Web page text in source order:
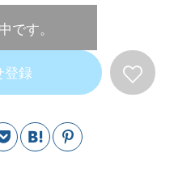
です。
登録